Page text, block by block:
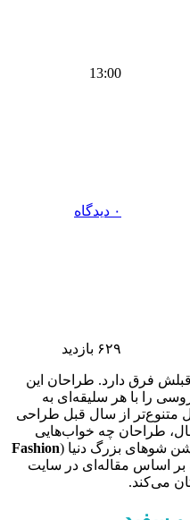
13:00
۰ دیدگاه
۶۲۹ بازدید
فرق دارد. طراحان این
را با هر سلیقه‌ای به
متنوع‌تر از سال قبل طراحی
طراحان چه خواب‌هایی
شوهای بزرگ دنیا (Fashion
اساس مقاله‌ای در سایت
می‌کند.